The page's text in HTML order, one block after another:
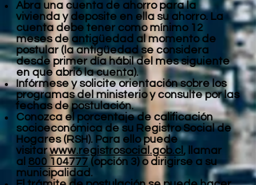
Abra una cuenta de ahorro para la
vivienda y deposite en ella su ahorro. La
cuenta debe tener como mínimo 12
meses de antigüedad al momento de
postular (la antigüedad se considera
desde primer día hábil del mes siguiente
en que abrió la cuenta).
Infórmese y solicite orientación sobre los
programas del ministerio y consulte por las
fechas de postulación.
Conozca el porcentaje de calificación
socioeconómica de su Registro Social de
Hogares (RSH). Para ello puede
visitarwww.registrosocial.gob.cl , llamar
al 800 104777 (opción 3) o dirigirse a su
municipalidad.